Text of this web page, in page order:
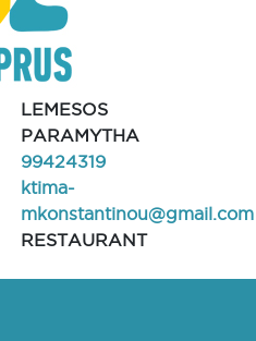
LEMESOS
PARAMYTHA
99424319
ktima-
mkonstantinou@gmail.com
RESTAURANT